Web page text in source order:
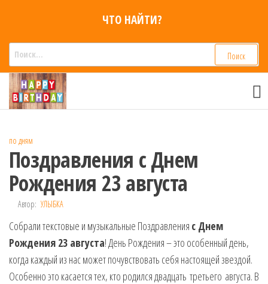
содержимому
ЧТО НАЙТИ?
поздравления
Голосовые смс
мобильный
для мужчин,
друзей.
Поздравления
в Смс на
телефон,
музыкальные.
по дням
Поздравления с Днем
Рождения 23 августа
Автор: УЛЫБКА
Собрали текстовые и музыкальные Поздравления с Днем
Рождения 23 августа! День Рождения – это особенный день,
когда каждый из нас может почувствовать себя настоящей звездой.
Особенно это касается тех, кто родился двадцать третьего августа. В